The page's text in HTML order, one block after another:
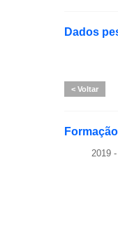
Dados
Voltar
2019